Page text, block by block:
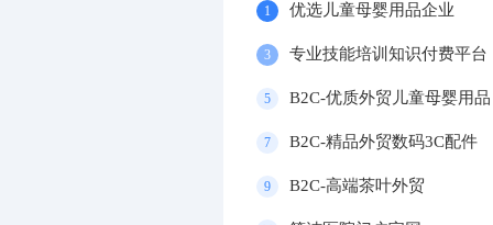
1 优选儿童母婴用品企业
3 专业技能培训知识付费平台
5 B2C-优质外贸儿童母婴用品
7 B2C-精品外贸数码3C配件
9 B2C-高端茶叶外贸